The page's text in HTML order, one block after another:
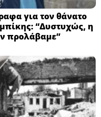
για τον θάνατο
“Δυστυχώς, η
προλάβαμε”